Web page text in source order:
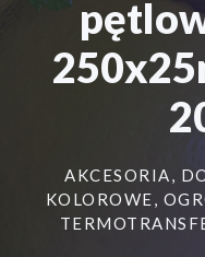
AKCESORIA,
KOLOROWE,